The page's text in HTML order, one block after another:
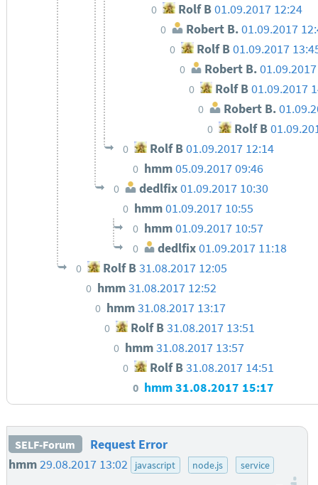
0 Rolf B 01.09.2017 12:24
0 Robert B.01.09.2017
0 Rolf B01.09.2017
0 Robert B.
0 Rolf B01.09.2017
0 Robert B.
0 Rolf B
0 Rolf B01.09.2017 12:14
0 hmm05.09.2017 09:46
0 dedlfix01.09.2017 10:30
0 hmm01.09.2017 10:55
0 hmm01.09.2017 10:57
0 dedlfix01.09.2017 11:18
0 Rolf B31.08.2017 12:05
0 hmm31.08.2017 12:52
0 hmm31.08.2017 13:17
0 Rolf B 31.08.2017 13:51
0 hmm31.08.2017 13:57
0 Rolf B31.08.2017 14:51
0 hmm31.08.2017 15:17
SELF-Forum
Request Error
hmm29.08.2017 13:02 javascript node.js service